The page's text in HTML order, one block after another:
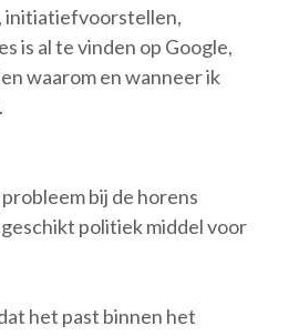
initiatiefvoorstellen,
is al te vinden op Google,
waarom en wanneer ik
bij de horens
politiek middel voor
het past binnen het